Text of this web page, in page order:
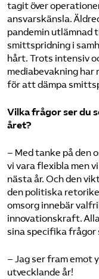
tagit över
ansvarskänsla.
pandemin utlämnad
smittspridning i
hårt. Trots intensiv
mediabevakning
för att dämpa
Vilka frågor ser du
året?
– Med tanke på den
vi vara flexibla men
nästa år. Och den
den politiska
omsorg innebär
innovationskraft.
sina specifika frågor
– Jag ser fram emot
utvecklande år!